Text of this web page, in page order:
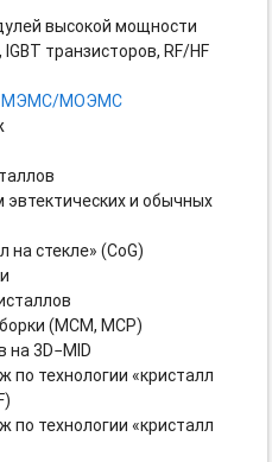
высокой мощности
транзисторов, RF/HF
МЭМС/МОЭМС
и обычных
на стекле» (CоG)
(MCM, MCP)
3D−MID
по технологии «кристалл
по технологии «кристалл